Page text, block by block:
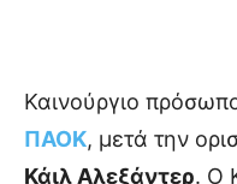
Καινούργιο
ΠΑΟΚ, μετά την
Κάιλ Αλεξάντερ. Ο